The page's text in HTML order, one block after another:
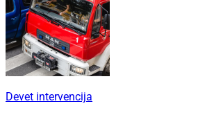
Devet intervencija